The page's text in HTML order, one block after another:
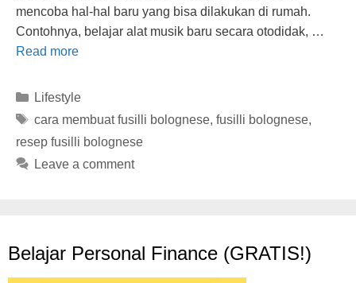
mencoba hal-hal baru yang bisa dilakukan di rumah.
Contohnya, belajar alat musik baru secara otodidak, …
Read more
Categories
Lifestyle
Tags
cara membuat fusilli bolognese, fusilli bolognese,
resep fusilli bolognese
Leave a comment
Belajar Personal Finance (GRATIS!)